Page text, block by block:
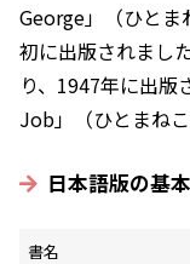
George」（ひとま
初に出版されまし
り、1947年に出版
Job」（ひとまね
日本語版の基
書名